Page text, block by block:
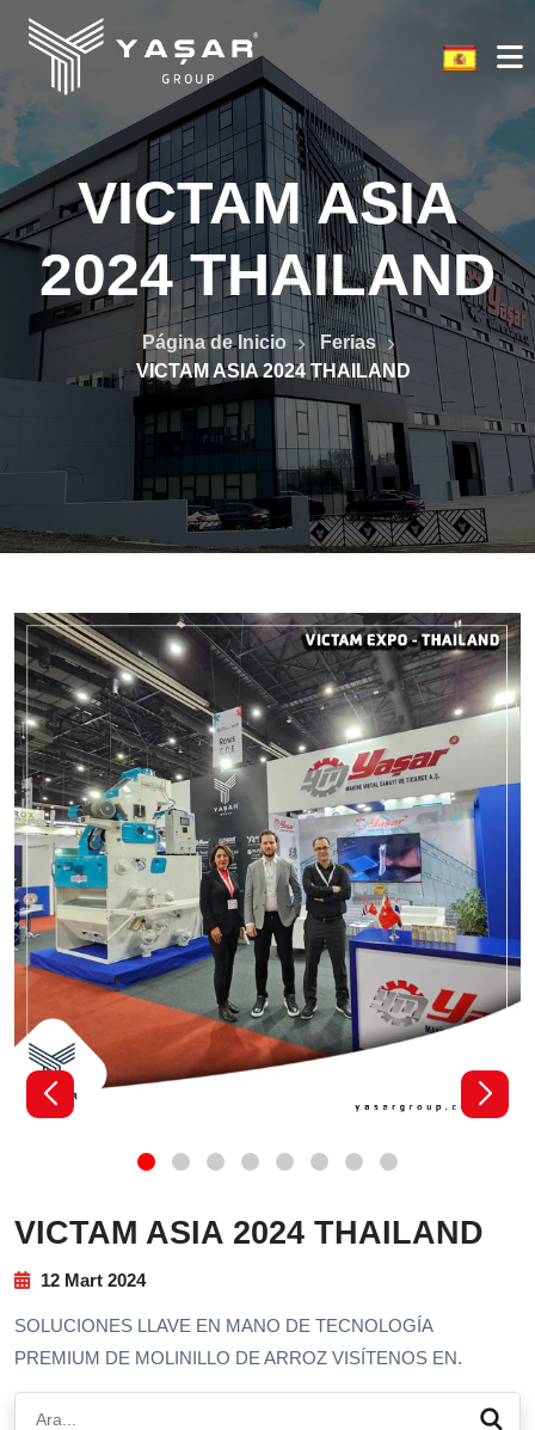
VICTAM ASIA
2024 THAILAND
Página de Inicio
Ferias
VICTAM ASIA 2024 THAILAND
VICTAM ASIA 2024 THAILAND
12 Mart 2024
SOLUCIONES LLAVE EN MANO DE TECNOLOGÍA
PREMIUM DE MOLINILLO DE ARROZ VISÍTENOS EN.